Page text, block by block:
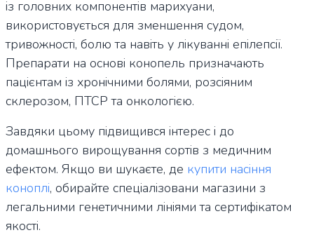
із головних компонентів марихуани,
використовується для зменшення судом,
тривожності, болю та навіть у лікуванні епілепсії.
Препарати на основі конопель призначають
пацієнтам із хронічними болями, розсіяним
склерозом, ПТСР та онкологією.
Завдяки цьому підвищився інтерес і до
домашнього вирощування сортів з медичним
ефектом. Якщо ви шукаєте, де купити насіння
коноплі, обирайте спеціалізовани магазини з
легальними генетичними лініями та сертифікатом
якості.